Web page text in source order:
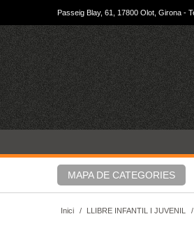
Passeig Blay, 61, 17800 Olot, Girona -
MAPA DE CATEGORIES
Inici / LLIBRE INFANTIL I JUVENIL /